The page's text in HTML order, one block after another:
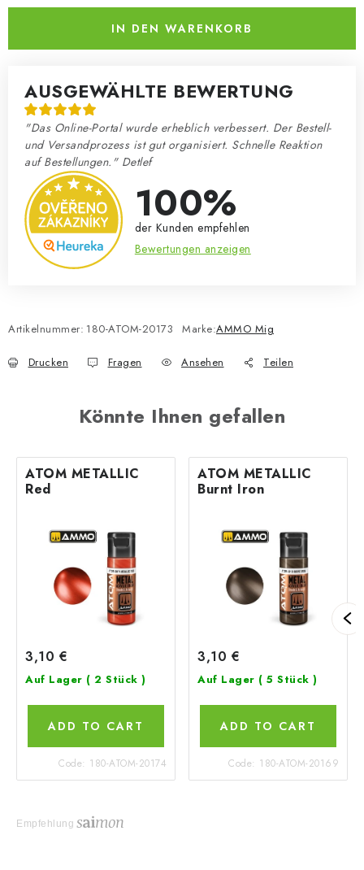
IN DEN WARENKORB
AUSGEWÄHLTE BEWERTUNG
"Das Online-Portal wurde erheblich verbessert. Der Bestell-
und Versandprozess ist gut organisiert. Schnelle Reaktion
auf Bestellungen." Detlef
100%
der Kunden empfehlen
Bewertungen anzeigen
Artikelnummer: 180-ATOM-20173 Marke:AMMO Mig
Drucken Fragen Ansehen Teilen
Könnte Ihnen gefallen
ATOM METALLIC
Red
3,10 €
Auf Lager ( 2 Stück )
ADD TO CART
Code: 180-ATOM-20174
ATOM METALLIC
Burnt Iron
3,10 €
Auf Lager ( 5 Stück )
ADD TO CART
Code: 180-ATOM-20169
Empfehlung